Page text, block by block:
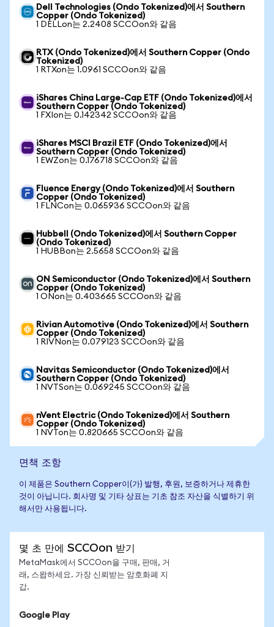
Dell Technologies (Ondo Tokenized)에서 Southern
Copper (Ondo Tokenized)
1 DELLon는 2.2408 SCCOon와 같음
RTX (Ondo Tokenized)에서 Southern Copper (Ondo
Tokenized)
1 RTXon는 1.0961 SCCOon와 같음
iShares China Large-Cap ETF (Ondo Tokenized)에서
Southern Copper (Ondo Tokenized)
1 FXIon는 0.142342 SCCOon와 같음
iShares MSCI Brazil ETF (Ondo Tokenized)에서
Southern Copper (Ondo Tokenized)
1 EWZon는 0.176718 SCCOon와 같음
Fluence Energy (Ondo Tokenized)에서 Southern
Copper (Ondo Tokenized)
1 FLNCon는 0.065936 SCCOon와 같음
Hubbell (Ondo Tokenized)에서 Southern Copper
(Ondo Tokenized)
1 HUBBon는 2.5658 SCCOon와 같음
ON Semiconductor (Ondo Tokenized)에서 Southern
Copper (Ondo Tokenized)
1 ONon는 0.403665 SCCOon와 같음
Rivian Automotive (Ondo Tokenized)에서 Southern
Copper (Ondo Tokenized)
1 RIVNon는 0.079123 SCCOon와 같음
Navitas Semiconductor (Ondo Tokenized)에서
Southern Copper (Ondo Tokenized)
1 NVTSon는 0.069245 SCCOon와 같음
nVent Electric (Ondo Tokenized)에서 Southern
Copper (Ondo Tokenized)
1 NVTon는 0.820665 SCCOon와 같음
면책 조항
이 제품은 Southern Copper이(가) 발행, 후원, 보증하거나 제휴한
것이 아닙니다. 회사명 및 기타 상표는 기초 참조 자산을 식별하기 위
해서만 사용됩니다.
몇 초 만에 SCCOon 받기
MetaMask에서 SCCOon을 구매, 판매, 거
래, 스왑하세요. 가장 신뢰받는 암호화폐 지
갑.
Google Play